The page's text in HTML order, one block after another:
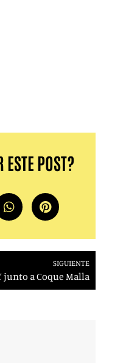
POST?
SIGUIENTE
junto a Coque Malla